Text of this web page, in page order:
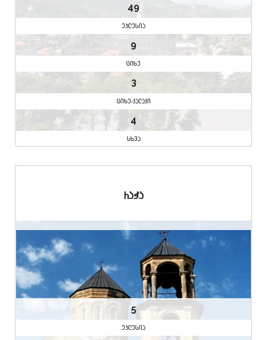
49
eklesia
9
cixe
3
cixe-qalaqi
4
sxva
raWa
5
eklesia